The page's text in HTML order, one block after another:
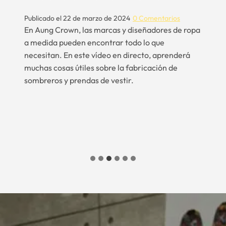
festiva, actividades para fomentar el espíritu de
equipo, premios a los empleados más destacados,
sesiones para fijar objetivos, un desayuno
especial, decoración de la oficina, reflexiones
sobre el año pasado e ilusión por el año que
empieza.